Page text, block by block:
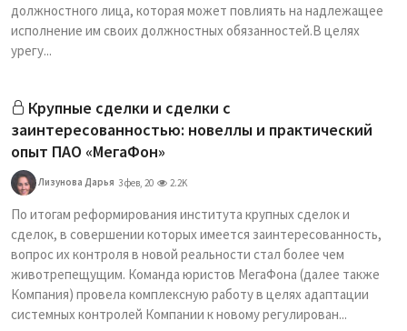
должностного лица, которая может повлиять на надлежащее
исполнение им своих должностных обязанностей.В целях
урегу...
Крупные сделки и сделки с
заинтересованностью: новеллы и практический
опыт ПАО «МегаФон»
Лизунова Дарья 3 фев, 20 2.2K
По итогам реформирования института крупных сделок и
сделок, в совершении которых имеется заинтересованность,
вопрос их контроля в новой реальности стал более чем
животрепещущим. Команда юристов МегаФона (далее также
Компания) провела комплексную работу в целях адаптации
системных контролей Компании к новому регулирован...